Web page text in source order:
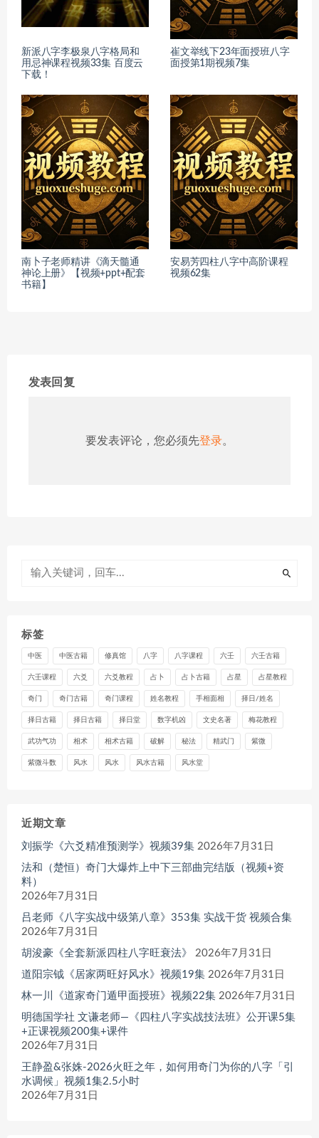
新派八字李极泉八字格局和
用忌神课程视频33集 百度云
下载！
崔文举线下23年面授班八字
面授第1期视频7集
南卜子老师精讲《滴天髓通
神论上册》【视频+ppt+配套
书籍】
安易芳四柱八字中高阶课程
视频62集
发表回复
要发表评论，您必须先登录。
标签
中医 中医古籍 修真馆 八字 八字课程 六壬 六壬古籍
六壬课程 六爻 六爻教程 占卜 占卜古籍 占星 占星教程
奇门 奇门古籍 奇门课程 姓名教程 手相面相 择日/姓名
择日古籍 择日古籍 择日堂 数字机凶 文史名著 梅花教程
武功气功 相术 相术古籍 破解 秘法 精武门 紫微
紫微斗数 风水 风水 风水古籍 风水堂
近期文章
刘振学《六爻精准预测学》视频39集 2026年7月31日
法和（楚恒）奇门大爆炸上中下三部曲完结版（视频+资
料）
2026年7月31日
吕老师《八字实战中级第八章》353集 实战干货 视频合集
2026年7月31日
胡浚豪《全套新派四柱八字旺衰法》
2026年7月31日
道阳宗钺《居家两旺好风水》视频19集 2026年7月31日
林一川《道家奇门遁甲面授班》视频22集 2026年7月31日
明德国学社 文谦老师—《四柱八字实战技法班》公开课5集
+正课视频200集+课件
2026年7月31日
王静盈&张姝-2026火旺之年，如何用奇门为你的八字「引
水调候」视频1集2.5小时
2026年7月31日